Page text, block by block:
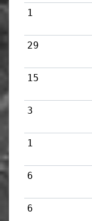
1
29
15
3
1
6
6